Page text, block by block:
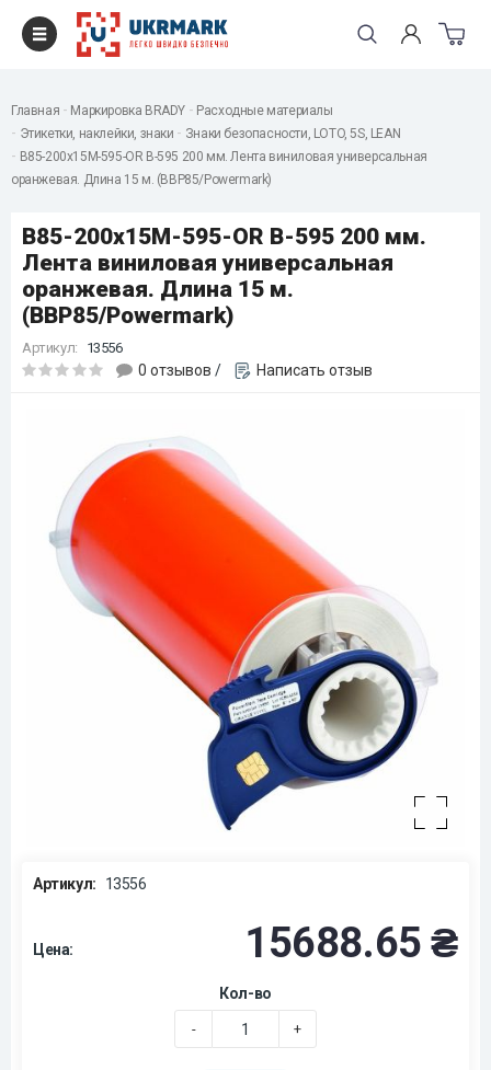
Главная Маркировка BRADY
Расходные материалы
Этикетки, наклейки, знаки
Знаки безопасности, LOTO, 5S, LEAN
B85-200x15M-595-OR B-595 200 мм. Лента виниловая универсальная
оранжевая. Длина 15 м. (BBP85/Powermark)
B85-200x15M-595-OR B-595 200 мм.
Лента виниловая универсальная
оранжевая. Длина 15 м.
(BBP85/Powermark)
Артикул: 13556
0 отзывов / Написать отзыв
Артикул: 13556
Цена: 15688.65 ₴
Кол-во
- +